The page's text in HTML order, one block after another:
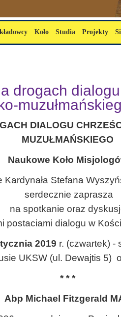
Koło Studia Projekty
drogach dialogu
DIALOGU
MUZUŁMAŃSKIEGO
Naukowe Koło
Kardynała Stefana
serdecznie zaprasza
na spotkanie oraz
postaciami dialogu w
2019 r. (czwartek) -
UKSW (ul. Dewajtis 5)
* * *
Abp Michael Fitzgerald